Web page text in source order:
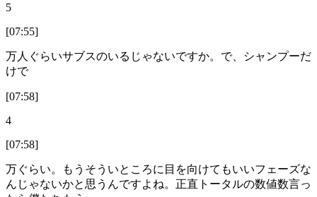
5
[07:55]
万人ぐらいサブスのいるじゃないですか。で、シャンプーだ
けで
[07:58]
4
[07:58]
万ぐらい。もうそういところに目を向けてもいいフェーズな
んじゃないかと思うんですよね。正直トータルの数値数言っ